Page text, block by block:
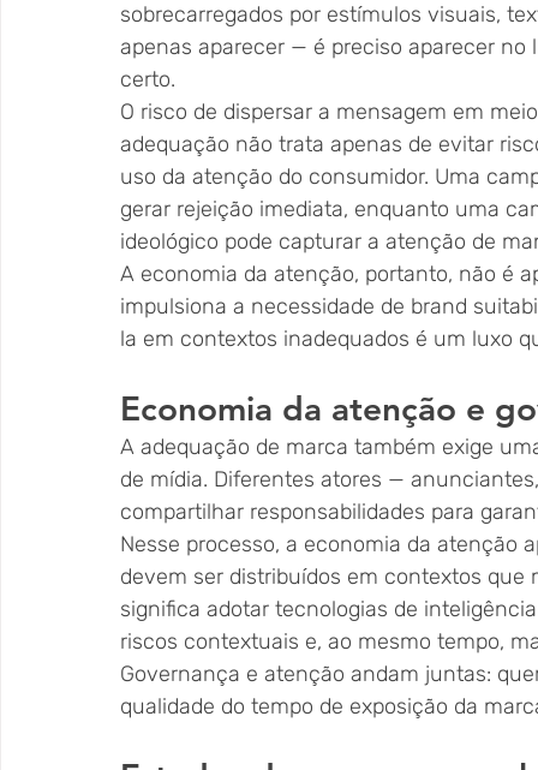
sobrecarregados por estímulos visuais,
apenas aparecer — é preciso aparecer
certo.
O risco de dispersar a mensagem em
adequação não trata apenas de evitar
uso da atenção do consumidor. Uma
gerar rejeição imediata, enquanto uma
ideológico pode capturar a atenção de
A economia da atenção, portanto, não é
impulsiona a necessidade de brand
la em contextos inadequados é um luxo
Economia da atenção e
A adequação de marca também exige
de mídia. Diferentes atores —
compartilhar responsabilidades para
Nesse processo, a economia da atenção
devem ser distribuídos em contextos
significa adotar tecnologias de
riscos contextuais e, ao mesmo tempo,
Governança e atenção andam juntas:
qualidade do tempo de exposição da